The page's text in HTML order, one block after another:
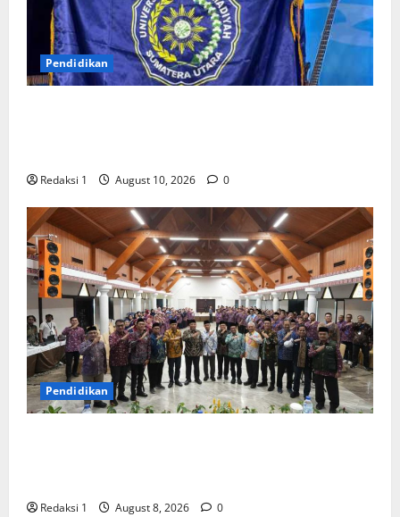
Pendidikan
Redaksi 1 August 10, 2026 0
Pendidikan
Redaksi 1 August 8, 2026 0